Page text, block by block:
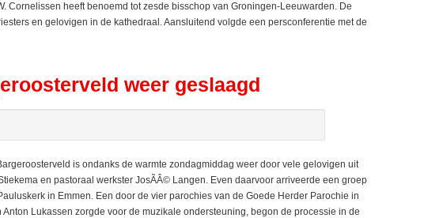
Cornelissen heeft benoemd tot zesde bisschop van Groningen-Leeuwarden. De
en gelovigen in de kathedraal. Aansluitend volgde een persconferentie met de
weer geslaagd
is ondanks de warmte zondagmiddag weer door vele gelovigen uit
en pastoraal werkster JosÃÂ© Langen. Even daarvoor arriveerde een groep
in Emmen. Een door de vier parochies van de Goede Herder Parochie in
Lukassen zorgde voor de muzikale ondersteuning, begon de processie in de